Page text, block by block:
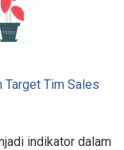
Target Tim Sales
indikator dalam